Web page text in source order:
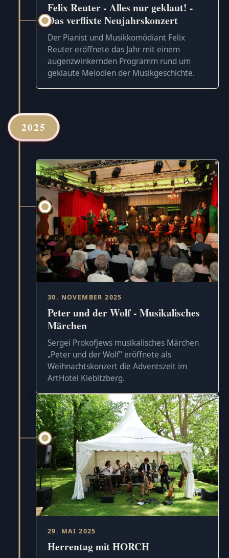
Felix Reuter - Alles nur geklaut! -
Das verflixte Neujahrskonzert
Der Pianist und Musikkomödiant Felix
Reuter eröffnete das Jahr mit einem
augenzwinkernden Programm rund um
geklaute Melodien der Musikgeschichte.
2025
30. NOVEMBER 2025
Peter und der Wolf - Musikalisches
Märchen
Sergei Prokofjews musikalisches Märchen
„Peter und der Wolf“ eröffnete als
Weihnachtskonzert die Adventszeit im
ArtHotel Kiebitzberg.
29. MAI 2025
Herrentag mit HORCH